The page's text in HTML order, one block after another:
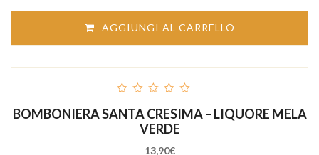
AGGIUNGI AL CARRELLO
of
BOMBONIERA SANTA CRESIMA – LIQUORE MELA
VERDE
13,90€